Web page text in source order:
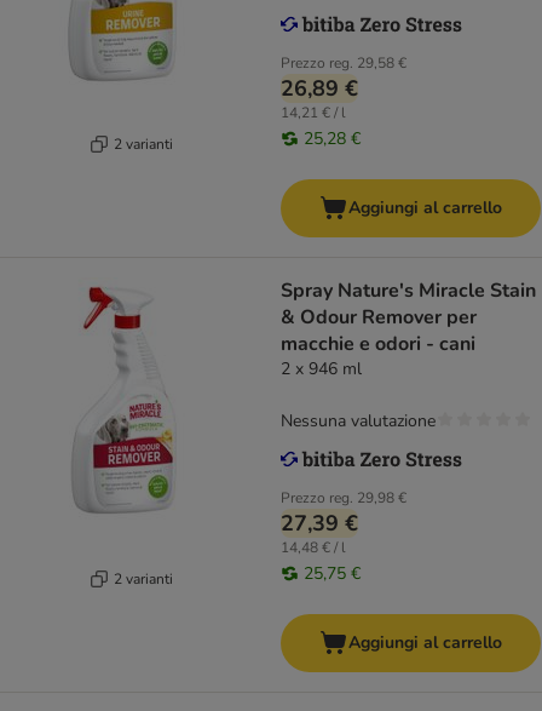
2 varianti
Prezzo reg. 29,58 €
26,89 €
14,21 € / l
25,28 €
Aggiungi al carrello
2 varianti
Spray Nature's Miracle Stain
& Odour Remover per
macchie e odori - cani
2 x 946 ml
Prezzo reg. 29,98 €
27,39 €
14,48 € / l
25,75 €
Nessuna valutazione
Aggiungi al carrello